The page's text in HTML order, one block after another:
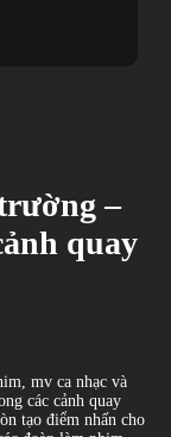
–
quay
mv ca nhạc và
các cảnh quay
tạo điểm nhấn cho